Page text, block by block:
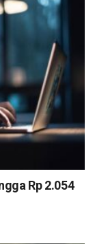
Rp 2.054